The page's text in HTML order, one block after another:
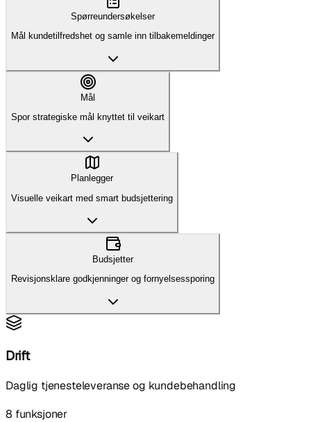
Spørreundersøkelser
Mål kundetilfredshet og samle inn tilbakemeldinger
Mål
Spor strategiske mål knyttet til veikart
Planlegger
Visuelle veikart med smart budsjettering
Budsjetter
Revisjonsklare godkjenninger og fornyelsessporing
Drift
Daglig tjenesteleveranse og kundebehandling
8 funksjoner